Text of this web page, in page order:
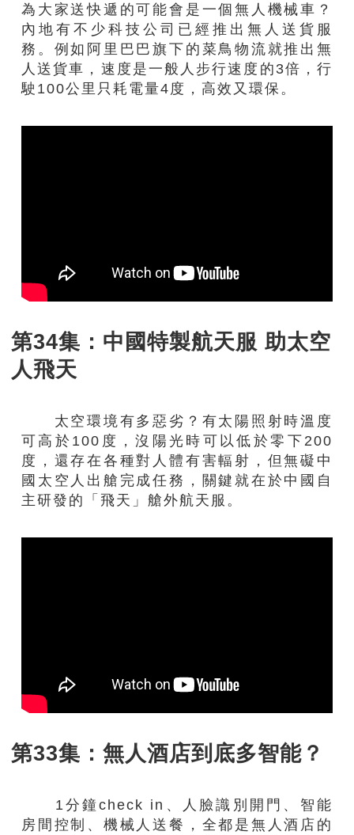
為大家送快遞的可能會是一個無人機械車？
內地有不少科技公司已經推出無人送貨服
務。例如阿里巴巴旗下的菜鳥物流就推出無
人送貨車，速度是一般人步行速度的3倍，行
駛100公里只耗電量4度，高效又環保。
第34集：中國特製航天服 助太空
人飛天
太空環境有多惡劣？有太陽照射時溫度
可高於100度，沒陽光時可以低於零下200
度，還存在各種對人體有害輻射，但無礙中
國太空人出艙完成任務，關鍵就在於中國自
主研發的「飛天」艙外航天服。
第33集：無人酒店到底多智能？
1分鐘check in、人臉識別開門、智能
房間控制、機械人送餐，全都是無人酒店的